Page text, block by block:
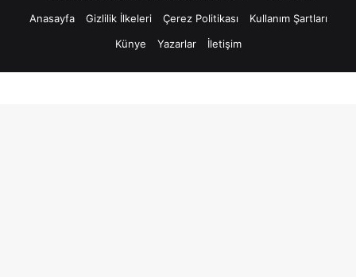
Anasayfa
Gizlilik İlkeleri Çerez Politikası
Kullanım Şartları
Künye
Yazarlar İletişim